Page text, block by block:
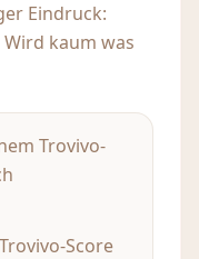
Eindruck:
kaum was
Trovivo-
Score